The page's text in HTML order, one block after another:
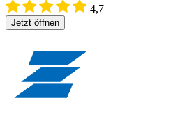
4,7
Jetzt öffnen